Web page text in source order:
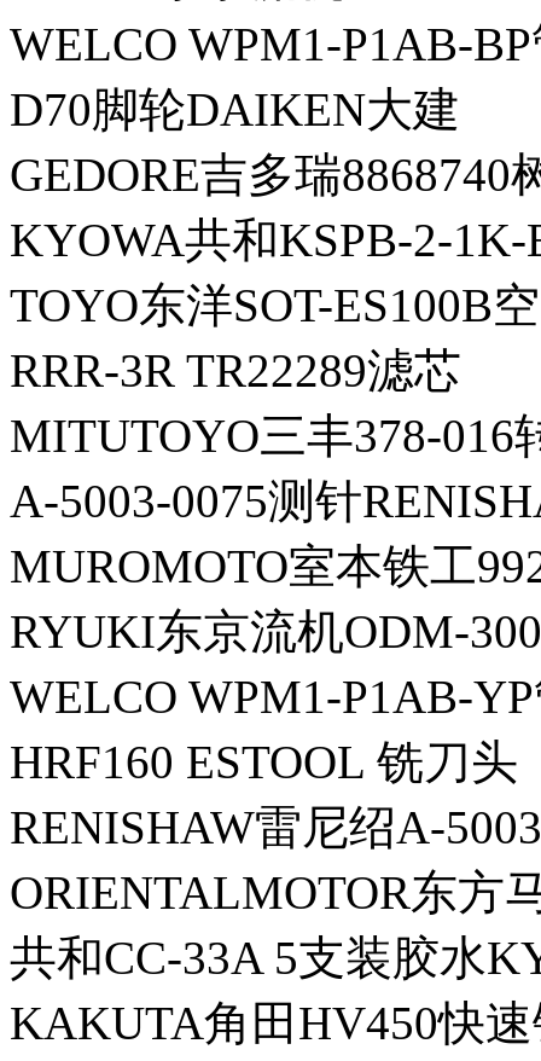
WELCO WPM1-P1AB-
D70脚轮DAIKEN大建
GEDORE吉多瑞8868740
KYOWA共和KSPB-2-
TOYO东洋SOT-ES100B
RRR-3R TR22289滤芯
MITUTOYO三丰378-016
A-5003-0075测针
MUROMOTO室本铁工
RYUKI东京流机ODM-
WELCO WPM1-P1AB-
HRF160 ESTOOL 铣刀头
RENISHAW雷尼绍A-
ORIENTALMOTOR东方
共和CC-33A 5支装胶水
KAKUTA角田HV450快